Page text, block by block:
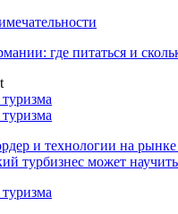
где питаться и
и технологии на
турбизнес может